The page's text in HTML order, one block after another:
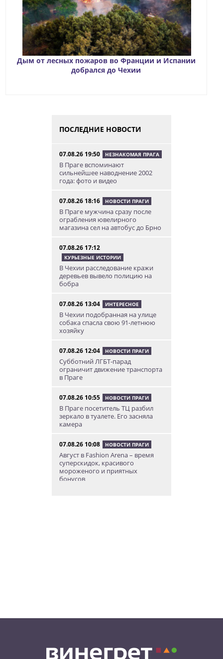
Дым от лесных пожаров во Франции и Испании
добрался до Чехии
ПОСЛЕДНИЕ НОВОСТИ
07.08.26 19:50 НЕЗНАКОМАЯ ПРАГА
В Праге вспоминают
сильнейшее наводнение 2002
года: фото и видео
07.08.26 18:16 НОВОСТИ ПРАГИ
В Праге мужчина сразу после
ограбления ювелирного
магазина сел на автобус до Брно
07.08.26 17:12
КУРЬЕЗНЫЕ ИСТОРИИ
В Чехии расследование кражи
деревьев вывело полицию на
бобра
07.08.26 13:04 ИНТЕРЕСНОЕ
В Чехии подобранная на улице
собака спасла свою 91-летнюю
хозяйку
07.08.26 12:04 НОВОСТИ ПРАГИ
Субботний ЛГБТ-парад
ограничит движение транспорта
в Праге
07.08.26 10:55 НОВОСТИ ПРАГИ
В Праге посетитель ТЦ разбил
зеркало в туалете. Его засняла
камера
07.08.26 10:08 НОВОСТИ ПРАГИ
Август в Fashion Arena – время
суперскидок, красивого
мороженого и приятных
бонусов
Молотова» в дом с ребенком